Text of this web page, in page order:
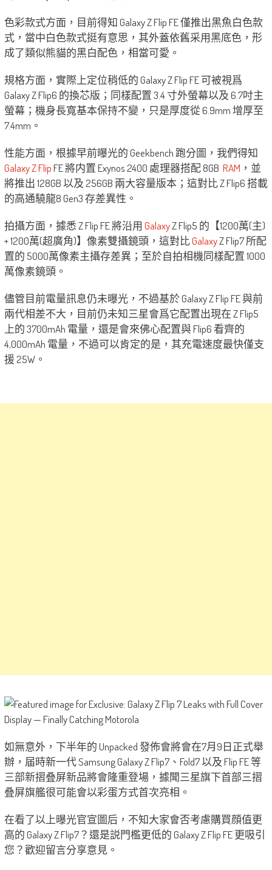
色彩款式方面，目前得知 Galaxy Z Flip FE 僅推出黑魚白色款
式，當中白色款式挺有意思，其外蓋依舊采用黑底色，形
成了類似熊貓的黑白配色，相當可愛。
規格方面，實際上定位稍低的 Galaxy Z Flip FE 可被視爲
Galaxy Z Flip6 的換芯版；同樣配置 3.4 寸外螢幕以及 6.7吋主
螢幕；機身長寬基本保持不變，只是厚度從 6.9mm 增厚至
7.4mm。
性能方面，根據早前曝光的 Geekbench 跑分圖，我們得知
Galaxy Z FlipFE 將内置 Exynos 2400 處理器搭配 8GB RAM ，並
將推出 128GB 以及 256GB 兩大容量版本；這對比 Z Flip6 搭載
的高通驍龍8 Gen3 存差異性。
拍攝方面，據悉 Z Flip FE 將沿用 GalaxyZ Flip5 的【1200萬(主)
+ 1200萬(超廣角)】像素雙攝鏡頭，這對比GalaxyZ Flip7 所配
置的 5000萬像素主攝存差異；至於自拍相機同樣配置 1000
萬像素鏡頭。
儘管目前電量訊息仍未曝光，不過基於 Galaxy Z Flip FE 與前
兩代相差不大，目前仍未知三星會爲它配置出現在 Z Flip5
上的 3700mAh 電量，還是會來佛心配置與 Flip6 看齊的
4,000mAh 電量，不過可以肯定的是，其充電速度最快僅支
援 25W。
如無意外，下半年的 Unpacked 發佈會將會在7月9日正式舉
辦，届時新一代 Samsung Galaxy Z Flip7、Fold7 以及 Flip FE 等
三部新摺叠屏新品將會隆重登場，據聞三星旗下首部三摺
叠屏旗艦很可能會以彩蛋方式首次亮相。
在看了以上曝光官宣圖后，不知大家會否考慮購買顔值更
高的 Galaxy Z Flip7？還是説門檻更低的 Galaxy Z Flip FE 更吸引
您？歡迎留言分享意見。